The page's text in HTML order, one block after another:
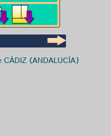
CÁDIZ (ANDALUCÍA)